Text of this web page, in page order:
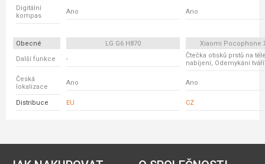
Digitální
kompas
Ano Ano
Obecné LG G6 H870
Xiaomi Pocophone
Další funkce
-
Čtečka otisků prstů na
nabíjení, Odemykání tváří
Česká
lokalizace
Ano Ano
Distribuce EU CZ